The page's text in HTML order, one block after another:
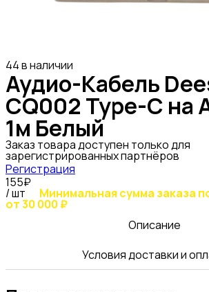
44 в наличии
Аудио-Кабель
CQ002 Type-C на
1м Белый
Заказ товара доступен только для
зарегистрированных партнёров
Регистрация
155₽
/ шт Минимальная сумма заказа
от 30 000 ₽
Описание
Условия доставки и